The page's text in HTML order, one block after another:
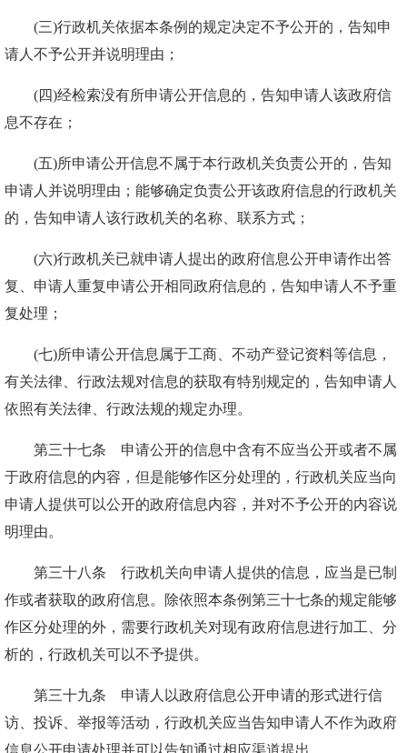
(三)行政机关依据本条例的规定决定不予公开的，告知申
请人不予公开并说明理由；
(四)经检索没有所申请公开信息的，告知申请人该政府信
息不存在；
(五)所申请公开信息不属于本行政机关负责公开的，告知
申请人并说明理由；能够确定负责公开该政府信息的行政机关
的，告知申请人该行政机关的名称、联系方式；
(六)行政机关已就申请人提出的政府信息公开申请作出答
复、申请人重复申请公开相同政府信息的，告知申请人不予重
复处理；
(七)所申请公开信息属于工商、不动产登记资料等信息，
有关法律、行政法规对信息的获取有特别规定的，告知申请人
依照有关法律、行政法规的规定办理。
第三十七条 申请公开的信息中含有不应当公开或者不属
于政府信息的内容，但是能够作区分处理的，行政机关应当向
申请人提供可以公开的政府信息内容，并对不予公开的内容说
明理由。
第三十八条 行政机关向申请人提供的信息，应当是已制
作或者获取的政府信息。除依照本条例第三十七条的规定能够
作区分处理的外，需要行政机关对现有政府信息进行加工、分
析的，行政机关可以不予提供。
第三十九条 申请人以政府信息公开申请的形式进行信
访、投诉、举报等活动，行政机关应当告知申请人不作为政府
信息公开申请处理并可以告知通过相应渠道提出。